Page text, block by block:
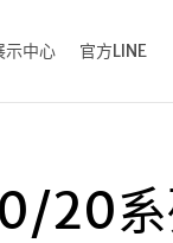
示中心 官方LINE
20